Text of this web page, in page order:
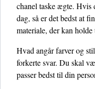
chanel taske ægte. Hvis
dag, så er det bedst at
materiale, der kan
Hvad angår farver og
forkerte svar. Du skal
passer bedst til din